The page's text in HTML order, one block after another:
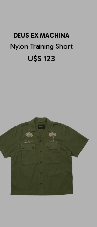
DEUS EX MACHINA
Nylon Training Short
U$S 123